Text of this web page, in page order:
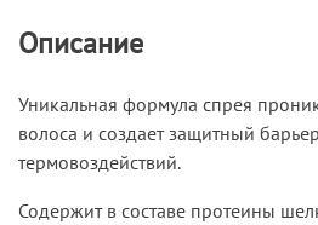
Описание
Уникальная формула спрея
волоса и создает защитный
термовоздействий.
Содержит в составе протеины